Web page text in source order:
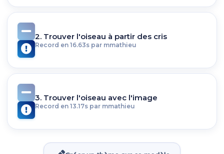
2. Trouver l'oiseau à partir des cris
Record en 16.63s par mmathieu
3. Trouver l'oiseau avec l'image
Record en 13.17s par mmathieu